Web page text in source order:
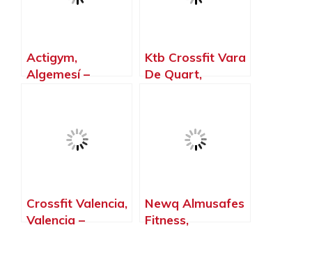
Actigym,
Algemesí –
Ktb Crossfit Vara
De Quart,
Crossfit Valencia,
Valencia –
Newq Almusafes
Fitness,